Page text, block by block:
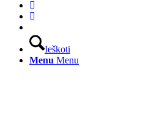
Ieškoti
Menu Menu